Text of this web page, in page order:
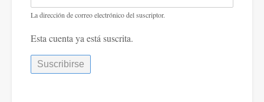
La dirección de correo electrónico del suscriptor.
Esta cuenta ya está suscrita.